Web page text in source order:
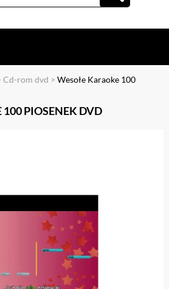
Cd-rom dvd > Wesołe Karaoke 100
PIOSENEK DVD